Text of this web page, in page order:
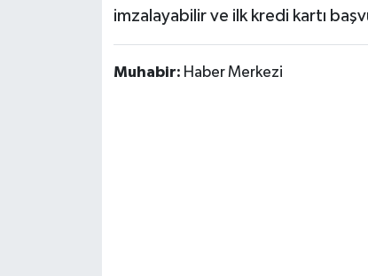
imzalayabilir ve ilk kredi kartı
Muhabir: Haber Merkezi